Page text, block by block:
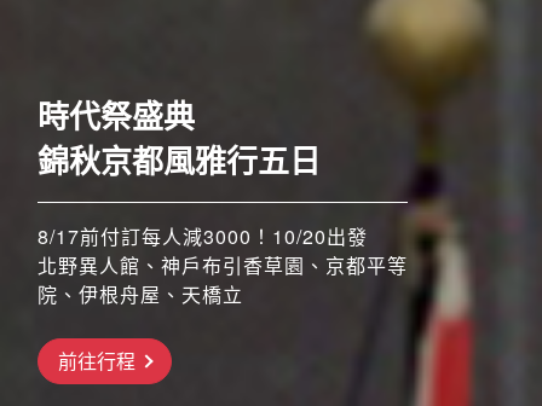
搶先GO
時代祭盛典
錦秋京都風雅行五日
8/17前付訂每人減3000！10/20出發
北野異人館、神戶布引香草園、京都平等
院、伊根舟屋、天橋立
前往行程
奢華五星至福列車之旅六
日
52席至福+賞楓勝地
8/17前付訂每人減3000！！11/4、11/5
出發
橫濱三溪園、河口湖紅葉祭、昇仙峽纜
車、三島大橋、高尾山纜車
前往行程